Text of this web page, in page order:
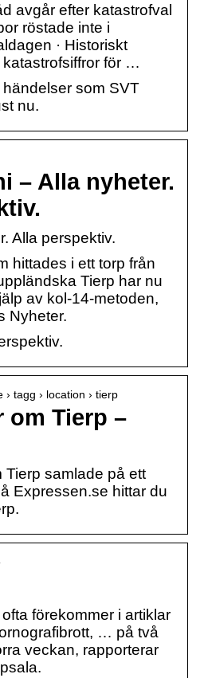
avgår efter katastrofval
röstade inte i
· Historiskt
katastrofsiffror för …
som SVT
nu.
– Alla nyheter.
Alla perspektiv.
hittades i ett torp från
Tierp har nu
av kol-14-metoden,
Nyheter.
tagg › location › tierp
om Tierp –
Tierp samlade på ett
Expressen.se hittar du
förekommer i artiklar
… på två
veckan, rapporterar